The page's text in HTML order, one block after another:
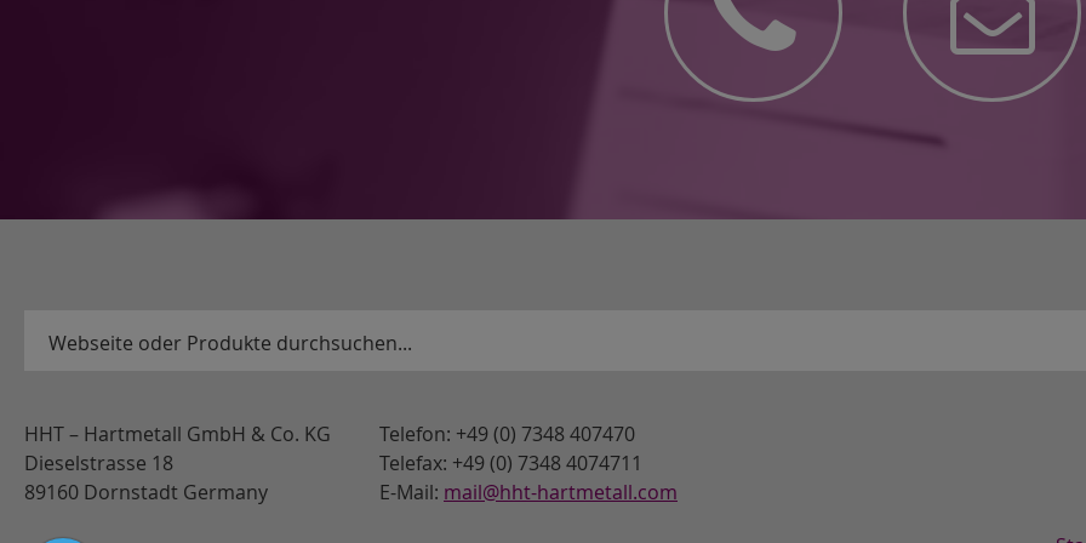
HHT – Hartmetall GmbH & Co. KG
Dieselstrasse 18
89160 Dornstadt Germany
Telefon: +49 (0) 7348 407470
Telefax: +49 (0) 7348 4074711
E-Mail: mail@hht-hartmetall.com